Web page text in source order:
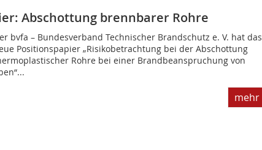
Abschottung brennbarer Rohre
bvfa – Bundesverband Technischer Brandschutz e. V. hat das
Positionspapier „Risikobetrachtung bei der Abschottung
Rohre bei einer Brandbeanspruchung von
mehr